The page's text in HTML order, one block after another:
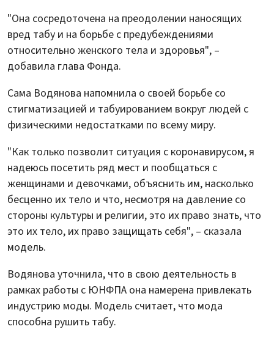
"Она сосредоточена на преодолении наносящих
вред табу и на борьбе с предубеждениями
относительно женского тела и здоровья", –
добавила глава Фонда.
Сама Водянова напомнила о своей борьбе со
стигматизацией и табуированием вокруг людей с
физическими недостатками по всему миру.
"Как только позволит ситуация с коронавирусом, я
надеюсь посетить ряд мест и пообщаться с
женщинами и девочками, объяснить им, насколько
бесценно их тело и что, несмотря на давление со
стороны культуры и религии, это их право знать, что
это их тело, их право защищать себя", – сказала
модель.
Водянова уточнила, что в свою деятельность в
рамках работы с ЮНФПА она намерена привлекать
индустрию моды. Модель считает, что мода
способна рушить табу.